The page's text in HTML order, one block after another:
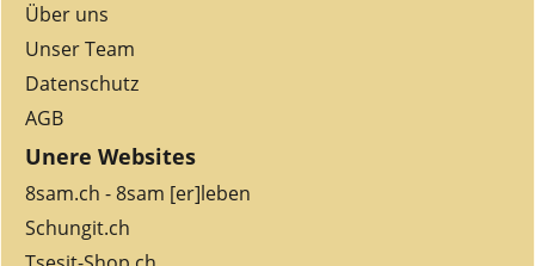
Über uns
Unser Team
Datenschutz
AGB
Unere Websites
8sam.ch - 8sam [er]leben
Schungit.ch